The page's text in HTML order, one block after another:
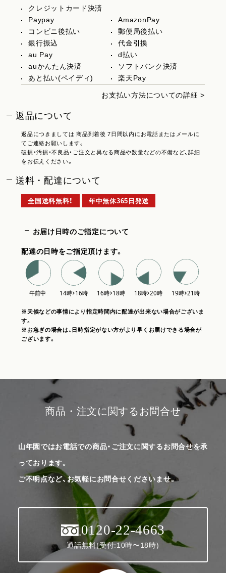
クレジットカード決済
Paypay
AmazonPay
コンビニ後払い
郵便局後払い
銀行振込
代金引換
au Pay
d払い
auかんたん決済
ソフトバンク決済
あと払い(ペイディ)
楽天Pay
お支払い方法についての詳細 >
返品について
返品につきましては 商品到着後 7日間以内にお電話またはメールに
てご連絡お願いします。
破損・汚損・不良品・ご注文と異なる商品や数量などの不備など、詳細
をお伝えください。
送料・配達について
全国送料無料！ 年中無休365日発送
お届け日時のご指定について
配達の日時をご指定頂けます。
※天候などの事情により指定時間内に配達が出来ない場合がございま
す。
※お急ぎの場合は、日時指定がない方がより早くお届けできる場合が
ございます。
商品・注文に関するお問合せ
山年園ではお電話での商品・ご注文に関するお問合せを承
っております。
ご不明点など、お気軽にお問合せくださいませ。
0120-22-4663
通話無料(受付:10時〜18時)